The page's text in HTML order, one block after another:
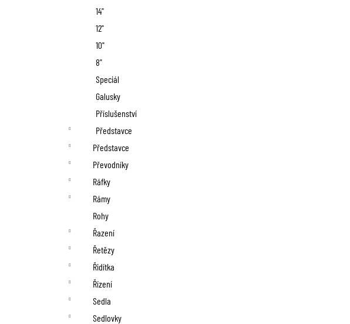
14"
12"
10"
8"
Speciál
Galusky
Příslušenství
Představce
Představce
Převodníky
Ráfky
Rámy
Rohy
Řazení
Řetězy
Řidítka
Řízení
Sedla
Sedlovky